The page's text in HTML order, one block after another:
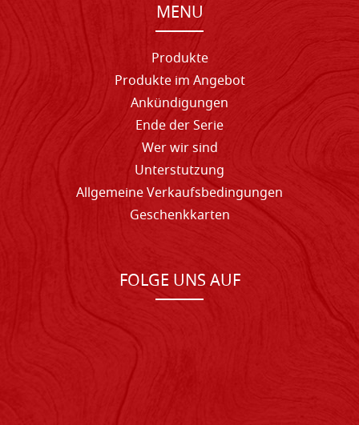
MENU
Produkte
Produkte im Angebot
Ankündigungen
Ende der Serie
Wer wir sind
Unterstutzung
Allgemeine Verkaufsbedingungen
Geschenkkarten
FOLGE UNS AUF